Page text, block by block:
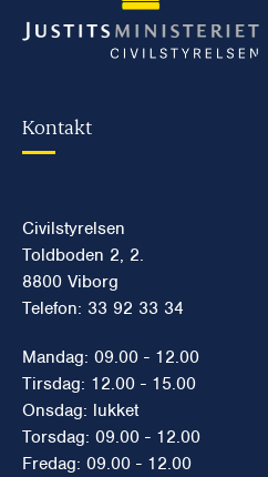
Kontakt
Civilstyrelsen
Toldboden 2, 2.
8800 Viborg
Telefon: 33 92 33 34
Mandag: 09.00 - 12.00
Tirsdag: 12.00 - 15.00
Onsdag: lukket
Torsdag: 09.00 - 12.00
Fredag: 09.00 - 12.00